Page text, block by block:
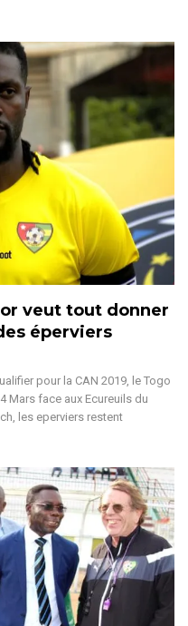
veut tout donner
éperviers
pour la CAN 2019, le Togo
Mars face aux Ecureuils du
les eperviers restent